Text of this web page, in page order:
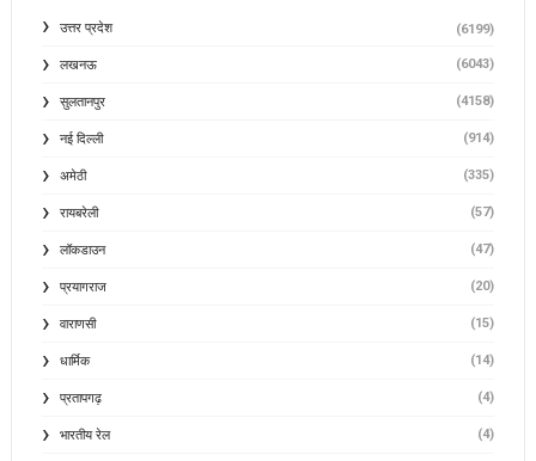
उत्तर प्रदेश (6199)
लखनऊ (6043)
सुलतानपुर (4158)
नई दिल्ली (914)
अमेठी (335)
रायबरेली (57)
लॉकडाउन (47)
प्रयागराज (20)
वाराणसी (15)
धार्मिक (14)
प्रतापगढ़ (4)
भारतीय रेल (4)